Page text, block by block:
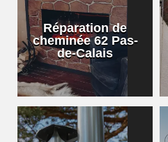
Réparation de
cheminée 62 Pas-
de-Calais